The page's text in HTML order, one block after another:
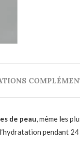
de peau, même les
pendant